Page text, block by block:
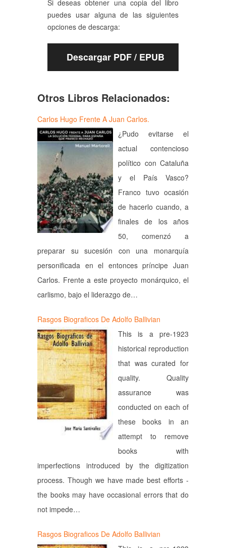
Si deseas obtener una copia del libro
puedes usar alguna de las siguientes
opciones de descarga:
Descargar PDF / EPUB
Otros Libros Relacionados:
Carlos Hugo Frente A Juan Carlos.
¿Pudo evitarse el
actual contencioso
político con Cataluña
y el País Vasco?
Franco tuvo ocasión
de hacerlo cuando, a
finales de los años
50, comenzó a
preparar su sucesión con una monarquía
personificada en el entonces príncipe Juan
Carlos. Frente a este proyecto monárquico, el
carlismo, bajo el liderazgo de…
Rasgos Biograficos De Adolfo Ballivian
This is a pre-1923
historical reproduction
that was curated for
quality. Quality
assurance was
conducted on each of
these books in an
attempt to remove
books with
imperfections introduced by the digitization
process. Though we have made best efforts -
the books may have occasional errors that do
not impede…
Rasgos Biograficos De Adolfo Ballivian